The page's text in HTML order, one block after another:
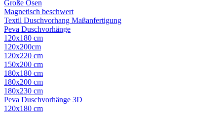
Große Ösen
Magnetisch beschwert
Textil Duschvorhang Maßanfertigung
Peva Duschvorhänge
120x180 cm
120x200cm
120x220 cm
150x200 cm
180x180 cm
180x200 cm
180x230 cm
Peva Duschvorhänge 3D
120x180 cm